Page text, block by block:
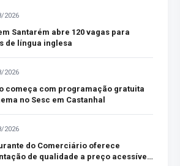
2026
Santarém abre 120 vagas para
de língua inglesa
2026
começa com programação gratuita
no Sesc em Castanhal
2026
do Comerciário oferece
de qualidade a preço acessível